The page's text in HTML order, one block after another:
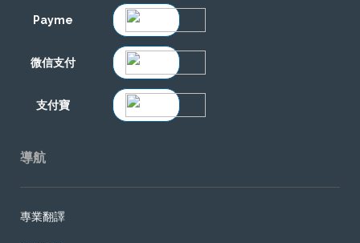
Payme
微信支付
支付寶
導航
專業翻譯